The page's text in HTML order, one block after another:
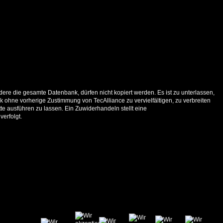
die gesamte Datenbank, dürfen nicht kopiert werden. Es ist zu unterlassen,
ohne vorherige Zustimmung von TecAlliance zu vervielfältigen, zu verbreiten
ausführen zu lassen. Ein Zuwiderhandeln stellt eine